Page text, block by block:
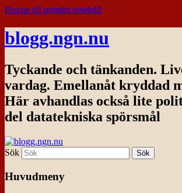
Hoppa till primärt innehåll
blogg.ngn.nu
Tyckande och tänkanden.
vardag. Emellanåt kryddad
Här avhandlas också lite
del datatekniska spörsmål
Sök
Huvudmeny